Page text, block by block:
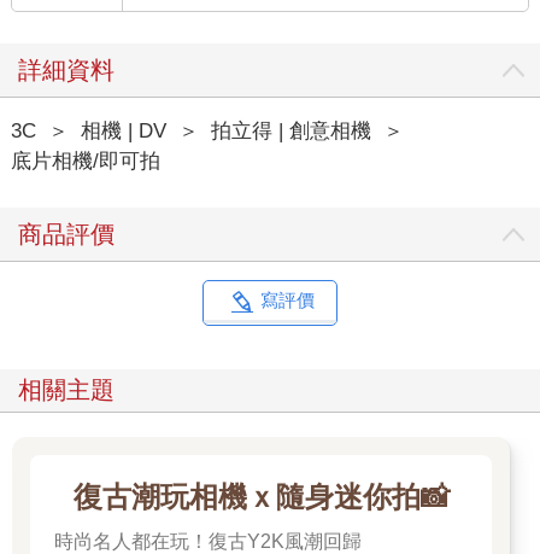
詳細資料
3C ＞ 相機 | DV ＞ 拍立得 | 創意相機
＞
底片相機/即可拍
商品評價
寫評價
相關主題
復古潮玩相機ｘ隨身迷你拍📸
時尚名人都在玩！復古Y2K風潮回歸